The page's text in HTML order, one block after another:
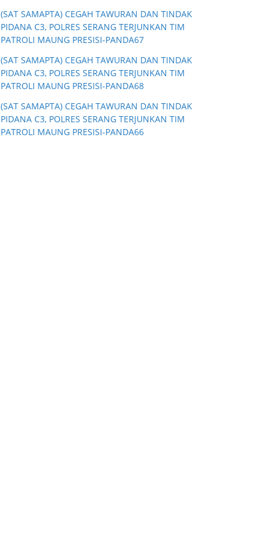
(SAT SAMAPTA) CEGAH TAWURAN DAN TINDAK
PIDANA C3, POLRES SERANG TERJUNKAN TIM
PATROLI MAUNG PRESISI-PANDA67
(SAT SAMAPTA) CEGAH TAWURAN DAN TINDAK
PIDANA C3, POLRES SERANG TERJUNKAN TIM
PATROLI MAUNG PRESISI-PANDA68
(SAT SAMAPTA) CEGAH TAWURAN DAN TINDAK
PIDANA C3, POLRES SERANG TERJUNKAN TIM
PATROLI MAUNG PRESISI-PANDA66